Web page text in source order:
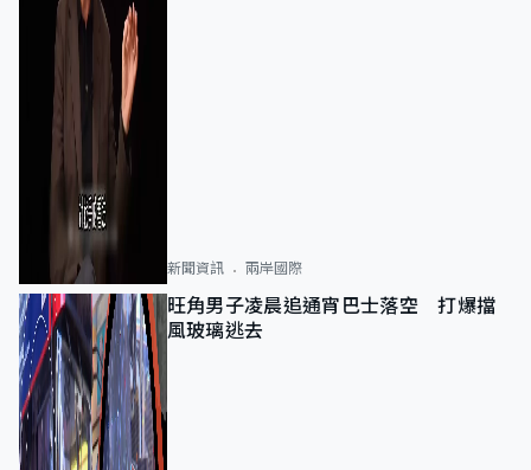
新聞資訊 兩岸國際
旺角男子凌晨追通宵巴士落空 打爆擋
風玻璃逃去